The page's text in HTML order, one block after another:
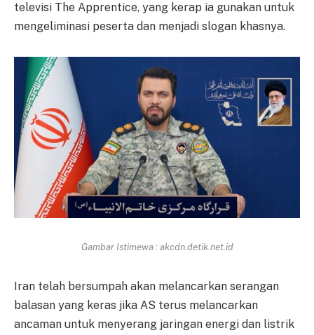
televisi The Apprentice, yang kerap ia gunakan untuk
mengeliminasi peserta dan menjadi slogan khasnya.
Gambar Istimewa : akcdn.detik.net.id
Iran telah bersumpah akan melancarkan serangan
balasan yang keras jika AS terus melancarkan
ancaman untuk menyerang jaringan energi dan listrik